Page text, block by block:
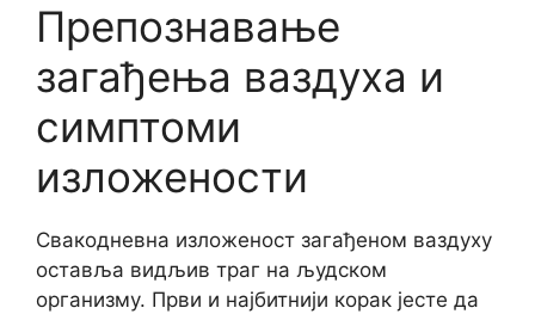
Препознавање
загађења ваздуха и
симптоми
изложености
Свакодневна изложеност загађеном ваздуху
оставља видљив траг на људском
организму. Први и најбитнији корак јесте да